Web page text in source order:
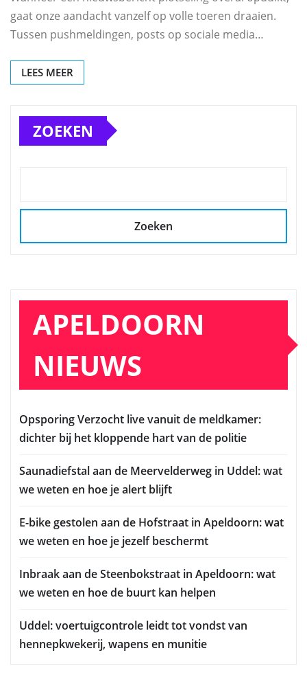
gaat onze aandacht vanzelf op volle toeren draaien.
Tussen pushmeldingen, posts op sociale media…
LEES MEER
ZOEKEN
Zoeken
APELDOORN
NIEUWS
Opsporing Verzocht live vanuit de meldkamer:
dichter bij het kloppende hart van de politie
Saunadiefstal aan de Meervelderweg in Uddel: wat
we weten en hoe je alert blijft
E-bike gestolen aan de Hofstraat in Apeldoorn: wat
we weten en hoe je jezelf beschermt
Inbraak aan de Steenbokstraat in Apeldoorn: wat
we weten en hoe de buurt kan helpen
Uddel: voertuigcontrole leidt tot vondst van
hennepkwekerij, wapens en munitie